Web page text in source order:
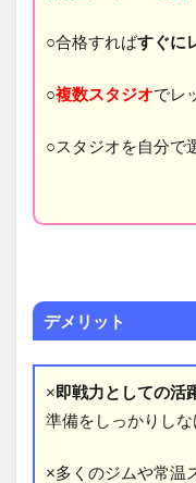
○合格すればすぐに
○複数スタジオでレ
○スタジオを自分で
デメリット
×即戦力としての活
準備をしっかりしな
×多くのジムや常温